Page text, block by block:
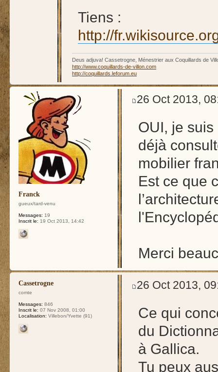
Tiens :
http://
Deus adjuva! Cassetrogne, Ménestrier aux Coquillards de
http://www.coquillards-de-villon.com
http://coquillards.leforum.eu
Franck
gueux/tard-venu
Messages: 19
Inscrit le: 19 Oct 2013, 14:42
26 Oct 2013,
OUI, je
déjà
mobilier
Est ce que
Merci
Cassetrogne
comte
Messages: 846
Inscrit le: 07 Nov 2008, 01:00
Localisation: Villebon/Yvette (91)
26 Oct 2013,
Ce qui
du
à Gallica.
Tu peux